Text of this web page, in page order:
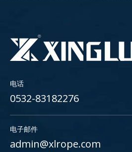
电话
0532-83182276
电子邮件
admin@xlrope.com